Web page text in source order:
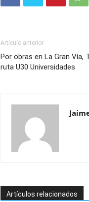
Artículo anterior
Por obras en La Gran Vía,
ruta U30 Universidades
Artículos relacionados